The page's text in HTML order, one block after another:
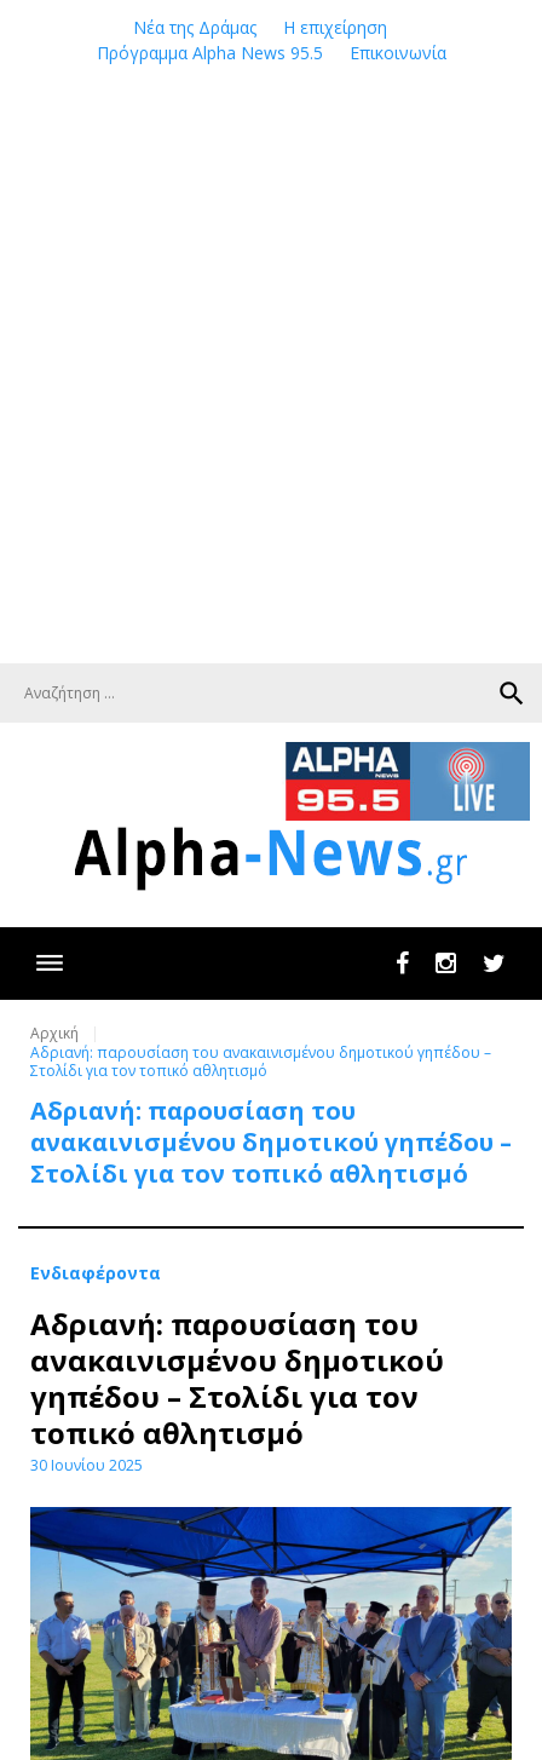
Νέα της Δράμας
Η επιχείρηση
Πρόγραμμα Alpha News 95.5
Επικοινωνία
search
FacebookInstagram
Αρχική
Αδριανή: παρουσίαση του ανακαινισμένου δημοτικού γηπέδου –
Στολίδι για τον τοπικό αθλητισμό
Αδριανή: παρουσίαση του
ανακαινισμένου δημοτικού γηπέδου –
Στολίδι για τον τοπικό αθλητισμό
Ενδιαφέροντα
Αδριανή: παρουσίαση του
ανακαινισμένου δημοτικού
γηπέδου – Στολίδι για τον
τοπικό αθλητισμό
30 Ιουνίου 2025